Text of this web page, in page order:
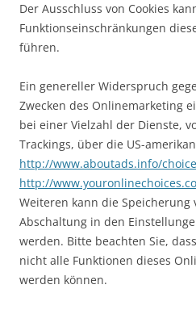
Der Ausschluss von Cookies
Funktionseinschränkungen
führen.
Ein genereller Widerspruch
Zwecken des Onlinemarketing
bei einer Vielzahl der Dienste,
Trackings, über die US-
http://www.aboutads.info/
http://
Weiteren kann die Speicherung
Abschaltung in den
werden. Bitte beachten Sie,
nicht alle Funktionen dieses
werden können.